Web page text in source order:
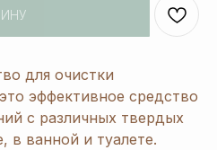
для очистки
эффективное средство
с различных твердых
в ванной и туалете.